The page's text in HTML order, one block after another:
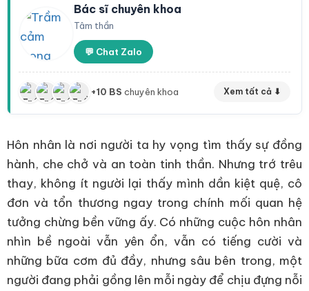
Bác sĩ chuyên khoa
Tâm thần
💬 Chat Zalo
+10 BS chuyên khoa Xem tất cả ⬇
Hôn nhân là nơi người ta hy vọng tìm thấy sự đồng
hành, che chở và an toàn tinh thần. Nhưng trớ trêu
thay, không ít người lại thấy mình dần kiệt quệ, cô
đơn và tổn thương ngay trong chính mối quan hệ
tưởng chừng bền vững ấy. Có những cuộc hôn nhân
nhìn bề ngoài vẫn yên ổn, vẫn có tiếng cười và
những bữa cơm đủ đầy, nhưng sâu bên trong, một
người đang phải gồng lên mỗi ngày để chịu đựng nỗi